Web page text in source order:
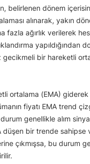
belirlenen dönem
alınarak, yakın
fazla ağırlık verilerek
yapıldığından
gecikmeli bir hareketli
ortalama (EMA)
fiyatı EMA trend
genellikle alım
düşen bir trende sahipse
çıkmışsa, bu durum